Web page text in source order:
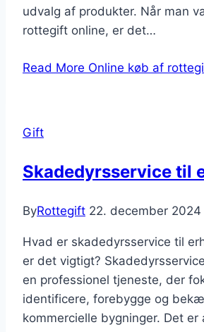
udvalg af produkter. Når man
rottegift online, er det…
Read More Online køb af
Gift
Skadedyrsservice til
ByRottegift 22. december 2024
Hvad er skadedyrsservice til
er det vigtigt?
en professionel tjeneste, der
identificere, forebygge og
kommercielle bygninger. Det